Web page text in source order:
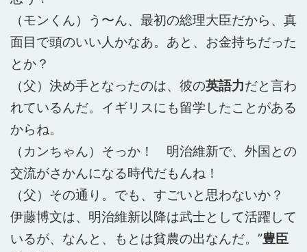
（モンくん）う〜ん、最初の総理大臣だから、真
面目で頭のいい人かなあ。あと、お金持ちだった
とか？
（父）決め手となったのは、彼の英語力だと言わ
れているんだ。イギリスにも留学したことがある
からね。
（カンちゃん）そっか！ 明治維新で、外国との
交流がさかんになる時代だもんね！
（父）その通り。でも、すごいと思わないか？
伊藤博文は、明治維新以降は武士として活躍して
いるが、なんと、もとは貧農の出なんだ。”豊臣